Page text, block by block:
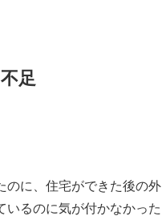
足
のに、住宅ができた後の外
いるのに気が付かなかった